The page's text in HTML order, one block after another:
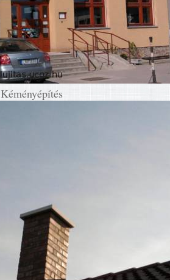
Kéményépítés